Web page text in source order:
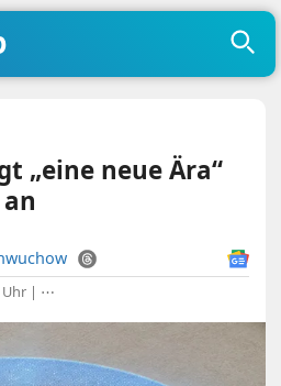
„eine neue Ära“
Uhr | ⋯